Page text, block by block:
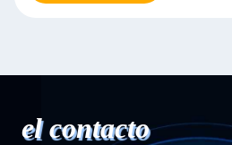
el contacto